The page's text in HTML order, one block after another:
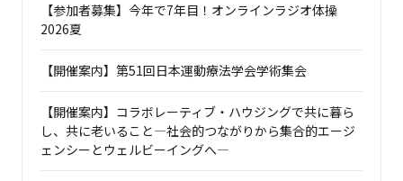
【参加者募集】今年で7年目！オンラインラジオ体操
2026夏
【開催案内】第51回日本運動療法学会学術集会
【開催案内】コラボレーティブ・ハウジングで共に暮ら
し、共に老いること―社会的つながりから集合的エージ
ェンシーとウェルビーイングへ―